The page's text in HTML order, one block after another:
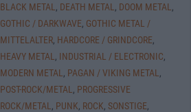
BLACK METAL , DEATH METAL , DOOM METAL ,
GOTHIC / DARKWAVE, GOTHIC METAL /
MITTELALTER, HARDCORE / GRINDCORE,
HEAVY METAL , INDUSTRIAL / ELECTRONIC,
MODERN METAL , PAGAN / VIKING METAL ,
POST-ROCK/METAL , PROGRESSIVE
ROCK/METAL , PUNK, ROCK, SONSTIGE,